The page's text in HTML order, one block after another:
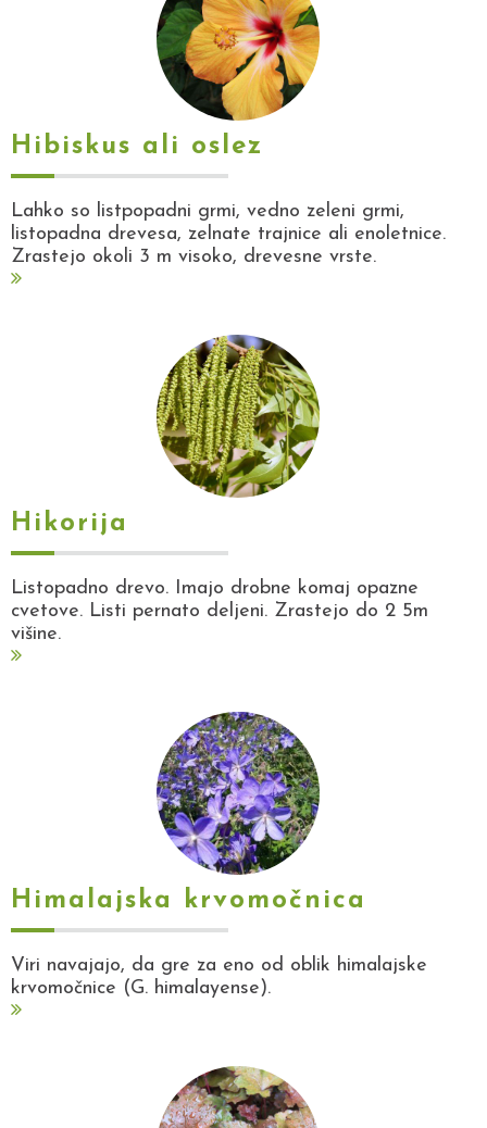
Hibiskus ali oslez
Lahko so listpopadni grmi, vedno zeleni grmi,
listopadna drevesa, zelnate trajnice ali enoletnice.
Zrastejo okoli 3 m visoko, drevesne vrste.
Hikorija
Listopadno drevo. Imajo drobne komaj opazne
cvetove. Listi pernato deljeni. Zrastejo do 2 5m
višine.
Himalajska krvomočnica
Viri navajajo, da gre za eno od oblik himalajske
krvomočnice (G. himalayense).